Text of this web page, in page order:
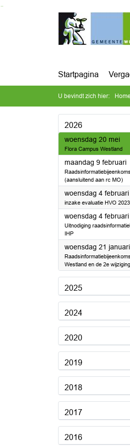
Ga naar de inhoud van deze pagina
Ga naar het zoeken
Ga naar het menu
Startpagina
U bevindt zich hier:
2026
woensdag 20 mei
Flora Campus Westland
maandag 9 februari
(aansluitend aan rc MO)
woensdag 4 februari
inzake evaluatie HVO
woensdag 4 februari
Uitnodiging
IHP
woensdag 21 januari
Westland en de 2e
2025
2024
2020
2019
2018
2017
2016